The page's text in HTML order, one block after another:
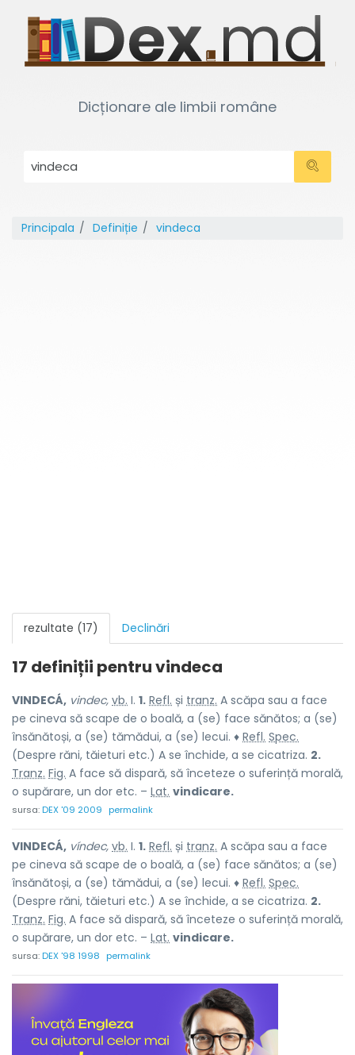
Dicționare ale limbii române
Principala Definiție vindeca
rezultate (17) Declinări
17 definiții pentruvindeca
VINDECÁ, vindec, vb. I. 1. Refl. și tranz. A scăpa sau a face
pe cineva să scape de o boală, a (se) face sănătos; a (se)
însănătoși, a (se) tămădui, a (se) lecui. ♦ Refl. Spec.
(Despre răni, tăieturi etc.) A se închide, a se cicatriza. 2.
Tranz. Fig. A face să dispară, să înceteze o suferință morală,
o supărare, un dor etc. – Lat. vindicare.
sursa:DEX '09 2009 permalink
VINDECÁ, víndec, vb. I. 1. Refl. și tranz. A scăpa sau a face
pe cineva să scape de o boală, a (se) face sănătos; a (se)
însănătoși, a (se) tămădui, a (se) lecui. ♦ Refl. Spec.
(Despre răni, tăieturi etc.) A se închide, a se cicatriza. 2.
Tranz. Fig. A face să dispară, să înceteze o suferință morală,
o supărare, un dor etc. – Lat. vindicare.
sursa:DEX '98 1998 permalink